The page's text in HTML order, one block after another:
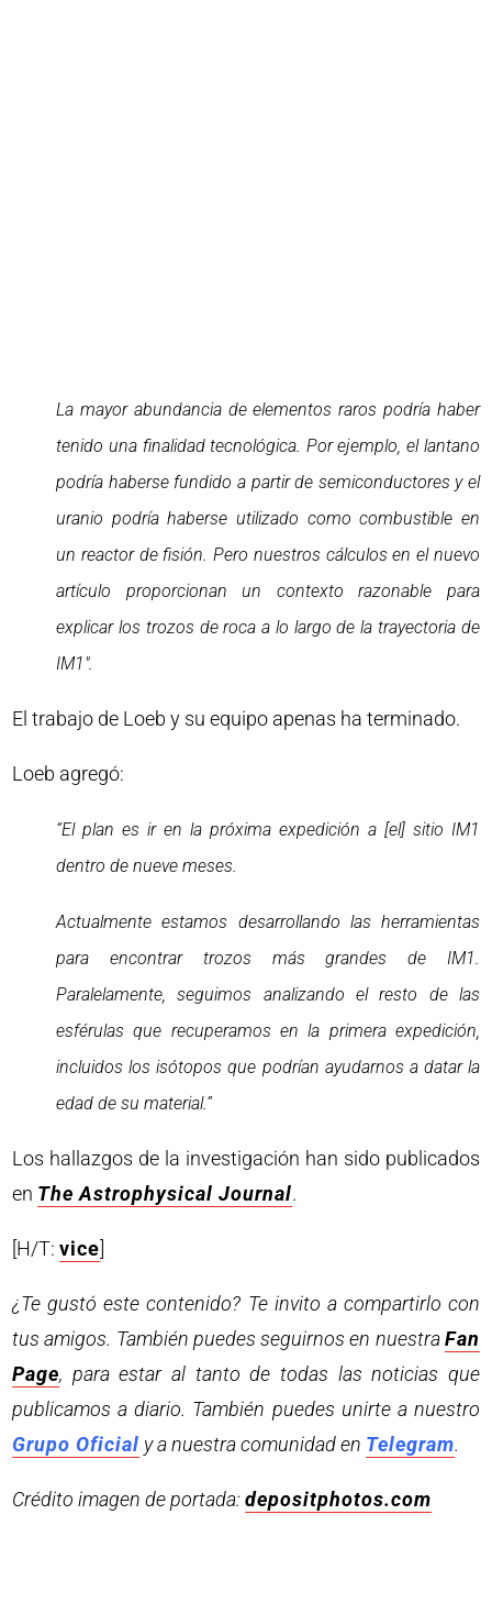
La mayor abundancia de elementos raros podría haber
tenido una finalidad tecnológica. Por ejemplo, el lantano
podría haberse fundido a partir de semiconductores y el
uranio podría haberse utilizado como combustible en
un reactor de fisión. Pero nuestros cálculos en el nuevo
artículo proporcionan un contexto razonable para
explicar los trozos de roca a lo largo de la trayectoria de
IM1″.
El trabajo de Loeb y su equipo apenas ha terminado.
Loeb agregó:
“El plan es ir en la próxima expedición a [el] sitio IM1
dentro de nueve meses.
Actualmente estamos desarrollando las herramientas
para encontrar trozos más grandes de IM1.
Paralelamente, seguimos analizando el resto de las
esférulas que recuperamos en la primera expedición,
incluidos los isótopos que podrían ayudarnos a datar la
edad de su material.”
Los hallazgos de la investigación han sido publicados
en The Astrophysical Journal.
[H/T:vice]
¿Te gustó este contenido? Te invito a compartirlo con
tus amigos. También puedes seguirnos en nuestraFan
Page, para estar al tanto de todas las noticias que
publicamos a diario. También puedes unirte a nuestro
Grupo Oficial y a nuestra comunidad en Telegram.
Crédito imagen de portada:depositphotos.com